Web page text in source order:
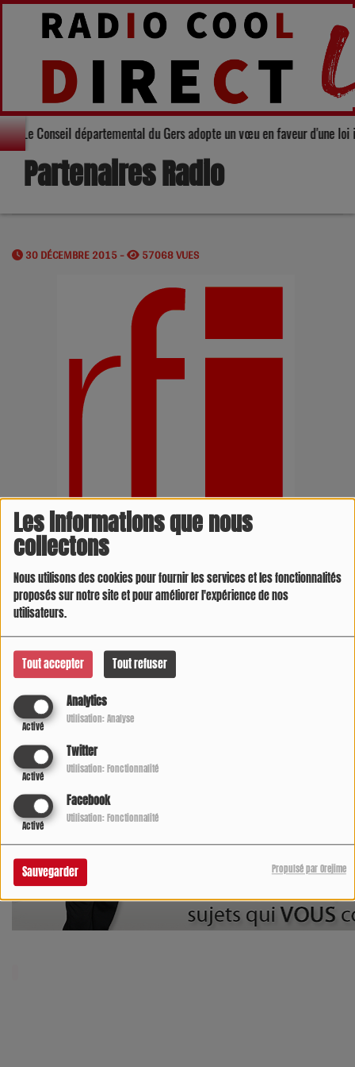
Les informations que nous
collectons
Nous utilisons des cookies pour fournir les services et les fonctionnalités
proposés sur notre site et pour améliorer l'expérience de nos
utilisateurs.
Tout accepter Tout refuser
Analytics
Activé
Utilisation: Analyse
Twitter
Activé
Utilisation: Fonctionnalité
Facebook
Activé
Utilisation: Fonctionnalité
Sauvegarder Propulsé par Orejime
: Le Conseil départemental du Gers adopte un vœu en faveur
Partenaires Radio
30 DÉCEMBRE 2015 - 57068 VUES